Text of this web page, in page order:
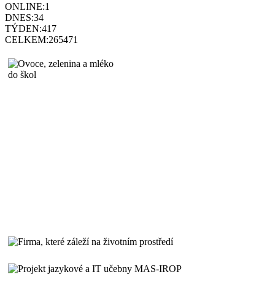
ONLINE:1
DNES:34
TÝDEN:417
CELKEM:265471